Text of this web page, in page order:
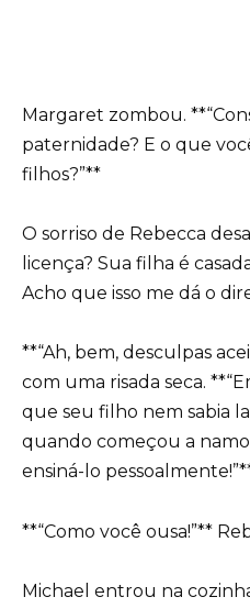
Margaret zombou.
paternidade? E o que
filhos?”**
O sorriso de Rebecca
licença? Sua filha é
Acho que isso me dá o
**“Ah, bem, desculpas
com uma risada seca.
que seu filho nem sabia
quando começou a
ensiná-lo
**“Como você ousa!”**
Michael entrou na